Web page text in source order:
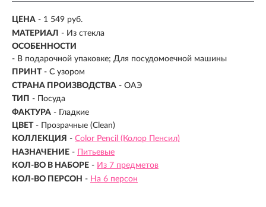
ЦЕНА - 1 549 руб.
МАТЕРИАЛ - Из стекла
ОСОБЕННОСТИ
- В подарочной упаковке; Для посудомоечной машины
ПРИНТ - С узором
СТРАНА ПРОИЗВОДСТВА - ОАЭ
ТИП - Посуда
ФАКТУРА - Гладкие
ЦВЕТ - Прозрачные (Clean)
КОЛЛЕКЦИЯ - Color Pencil (Колор Пенсил)
НАЗНАЧЕНИЕ - Питьевые
КОЛ-ВО В НАБОРЕ - Из 7 предметов
КОЛ-ВО ПЕРСОН - На 6 персон